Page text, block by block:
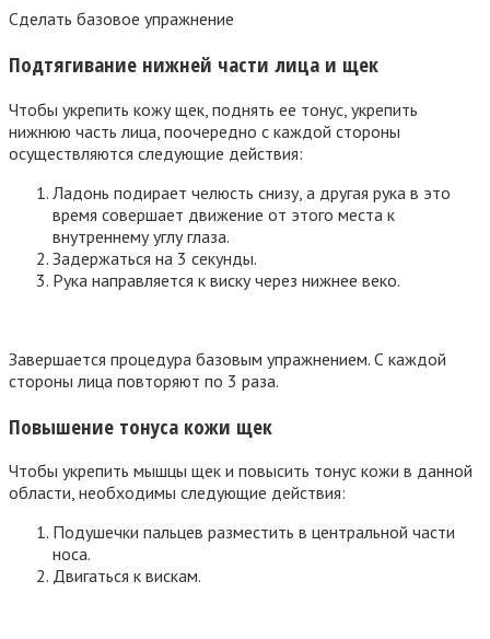
Сделать базовое упражнение
Подтягивание нижней части лица и щек
Чтобы укрепить кожу щек, поднять ее тонус, укрепить
нижнюю часть лица, поочередно с каждой стороны
осуществляются следующие действия:
Ладонь подирает челюсть снизу, а другая рука в это
время совершает движение от этого места к
внутреннему углу глаза.
Задержаться на 3 секунды.
Рука направляется к виску через нижнее веко.
Завершается процедура базовым упражнением. С каждой
стороны лица повторяют по 3 раза.
Повышение тонуса кожи щек
Чтобы укрепить мышцы щек и повысить тонус кожи в данной
области, необходимы следующие действия:
Подушечки пальцев разместить в центральной части
носа.
Двигаться к вискам.